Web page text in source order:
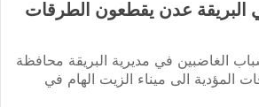
عدن يقطعون الطرقات
الغاضبين في مديرية البريقة محافظة
الى ميناء الزيت الهام في